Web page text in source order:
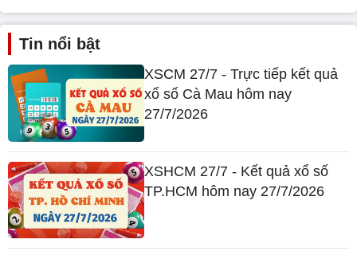
Tin nổi bật
XSCM 27/7 - Trực tiếp kết quả
xổ số Cà Mau hôm nay
27/7/2026
XSHCM 27/7 - Kết quả xổ số
TP.HCM hôm nay 27/7/2026